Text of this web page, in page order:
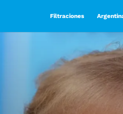
Filtraciones